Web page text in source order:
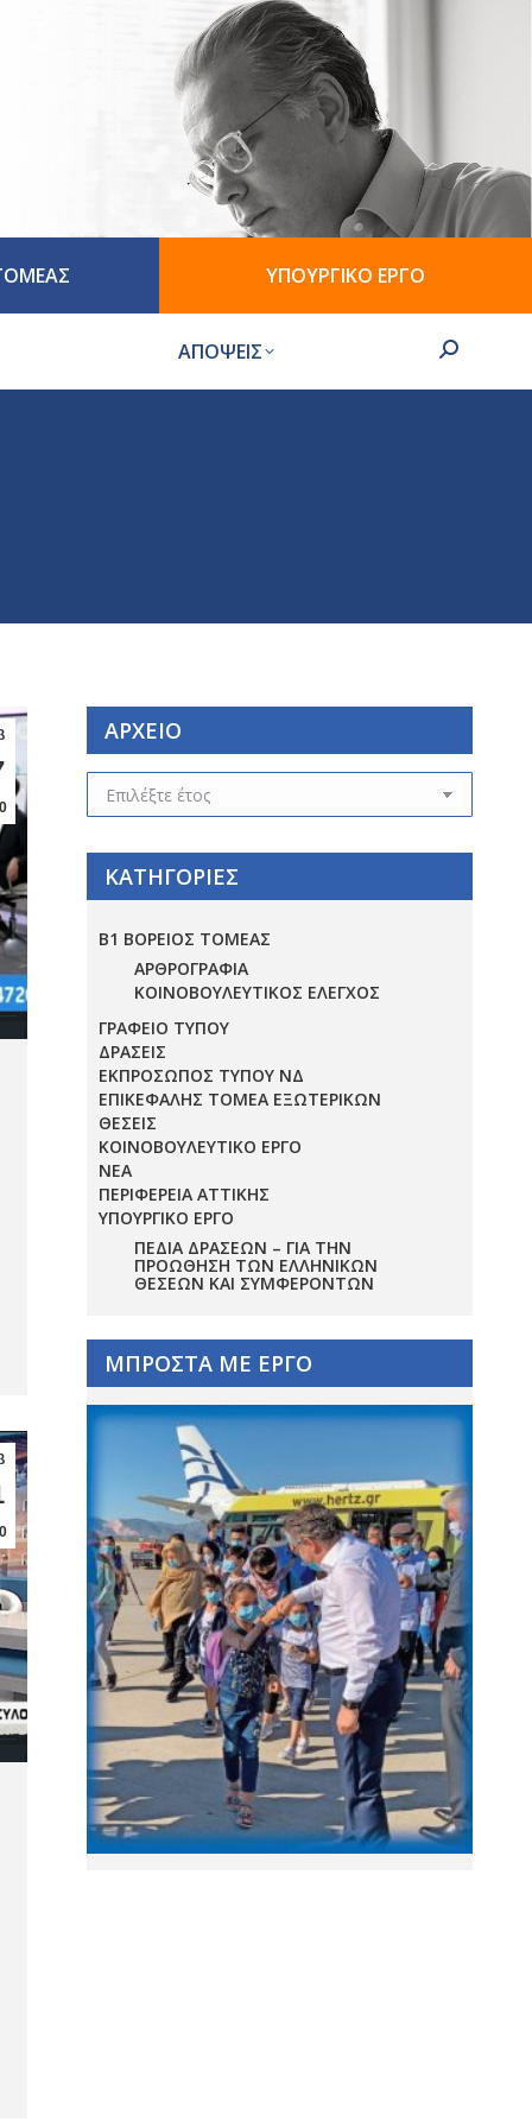
ΥΠΟΥΡΓΙΚΟ ΕΡΓΟ
ΑΠΟΨΕΙΣ Search:
ΑΡΧΕΙΟ
ΑΡΧΕΙΟ
ΚΑΤΗΓΟΡΙΕΣ
Β1 ΒΟΡΕΙΟΣ ΤΟΜΕΑΣ
ΑΡΘΡΟΓΡΑΦΙΑ
ΚΟΙΝΟΒΟΥΛΕΥΤΙΚΟΣ ΕΛΕΓΧΟΣ
ΓΡΑΦΕΙΟ ΤΥΠΟΥ
ΔΡΑΣΕΙΣ
ΕΚΠΡΟΣΩΠΟΣ ΤΥΠΟΥ ΝΔ
ΕΠΙΚΕΦΑΛΗΣ ΤΟΜΕΑ ΕΞΩΤΕΡΙΚΩΝ
ΘΕΣΕΙΣ
ΚΟΙΝΟΒΟΥΛΕΥΤΙΚΟ ΕΡΓΟ
ΝΕΑ
ΠΕΡΙΦΕΡΕΙΑ ΑΤΤΙΚΗΣ
ΥΠΟΥΡΓΙΚΟ ΕΡΓΟ
ΠΕΔΊΑ ΔΡΆΣΕΩΝ – ΓΙΑ ΤΗΝ
ΠΡΟΏΘΗΣΗ ΤΩΝ ΕΛΛΗΝΙΚΏΝ
ΘΈΣΕΩΝ ΚΑΙ ΣΥΜΦΕΡΌΝΤΩΝ
ΜΠΡΟΣΤΑ ΜΕ ΕΡΓΟ